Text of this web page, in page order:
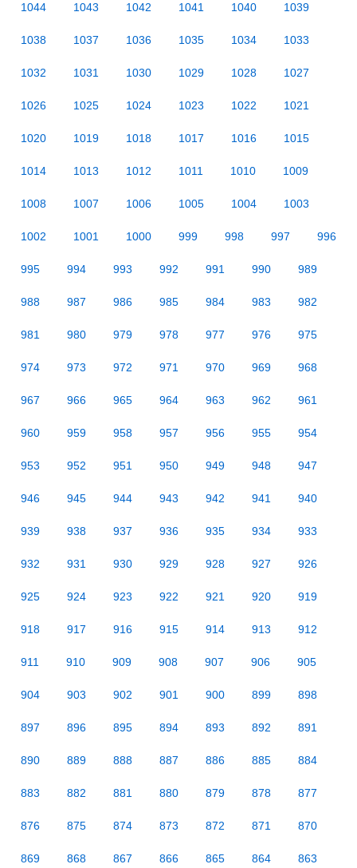
1044 1043 1042 1041 1040 1039
1038 1037 1036 1035 1034 1033
1032 1031 1030 1029 1028 1027
1026 1025 1024 1023 1022 1021
1020 1019 1018 1017 1016 1015
1014 1013 1012 1011 1010 1009
1008 1007 1006 1005 1004 1003
1002 1001 1000 999 998 997 996
995 994 993 992 991 990 989
988 987 986 985 984 983 982
981 980 979 978 977 976 975
974 973 972 971 970 969 968
967 966 965 964 963 962 961
960 959 958 957 956 955 954
953 952 951 950 949 948 947
946 945 944 943 942 941 940
939 938 937 936 935 934 933
932 931 930 929 928 927 926
925 924 923 922 921 920 919
918 917 916 915 914 913 912
911 910 909 908 907 906 905
904 903 902 901 900 899 898
897 896 895 894 893 892 891
890 889 888 887 886 885 884
883 882 881 880 879 878 877
876 875 874 873 872 871 870
869 868 867 866 865 864 863